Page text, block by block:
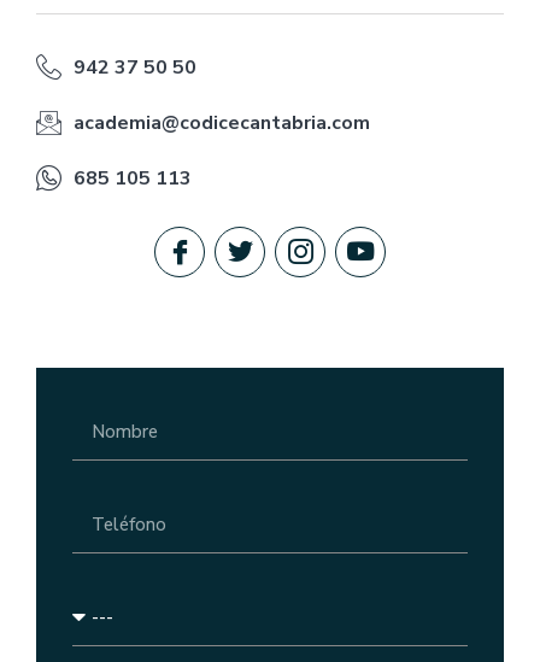
942 37 50 50
academia@codicecantabria.com
685 105 113